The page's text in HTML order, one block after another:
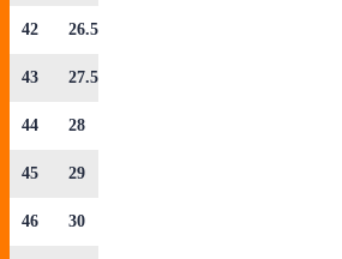
42 26.5
43 27.5
44 28
45 29
46 30